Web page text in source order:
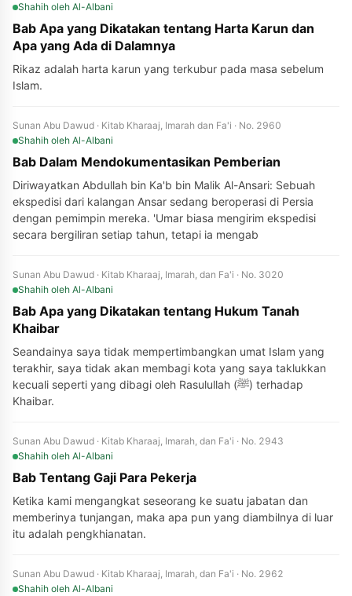
Shahih oleh Al-Albani
Bab Apa yang Dikatakan tentang Harta Karun dan
Apa yang Ada di Dalamnya
Rikaz adalah harta karun yang terkubur pada masa sebelum
Islam.
Sunan Abu Dawud · Kitab Kharaaj, Imarah dan Fa'i · No. 2960
Shahih oleh Al-Albani
Bab Dalam Mendokumentasikan Pemberian
Diriwayatkan Abdullah bin Ka'b bin Malik Al-Ansari: Sebuah
ekspedisi dari kalangan Ansar sedang beroperasi di Persia
dengan pemimpin mereka. 'Umar biasa mengirim ekspedisi
secara bergiliran setiap tahun, tetapi ia mengab
Sunan Abu Dawud · Kitab Kharaaj, Imarah, dan Fa'i · No. 3020
Shahih oleh Al-Albani
Bab Apa yang Dikatakan tentang Hukum Tanah
Khaibar
Seandainya saya tidak mempertimbangkan umat Islam yang
terakhir, saya tidak akan membagi kota yang saya taklukkan
kecuali seperti yang dibagi oleh Rasulullah (ﷺ) terhadap
Khaibar.
Sunan Abu Dawud · Kitab Kharaaj, Imarah, dan Fa'i · No. 2943
Shahih oleh Al-Albani
Bab Tentang Gaji Para Pekerja
Ketika kami mengangkat seseorang ke suatu jabatan dan
memberinya tunjangan, maka apa pun yang diambilnya di luar
itu adalah pengkhianatan.
Sunan Abu Dawud · Kitab Kharaaj, Imarah, dan Fa'i · No. 2962
Shahih oleh Al-Albani